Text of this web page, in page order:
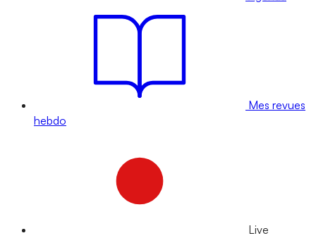
Mes revues
hebdo
Live